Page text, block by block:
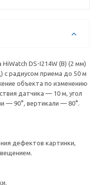
DS-I214W (B) (2 мм)
с радиусом приема до 50 м
объекта по изменению
датчика — 10 м, угол
— 90°, вертикали — 80°.
дефектов картинки,